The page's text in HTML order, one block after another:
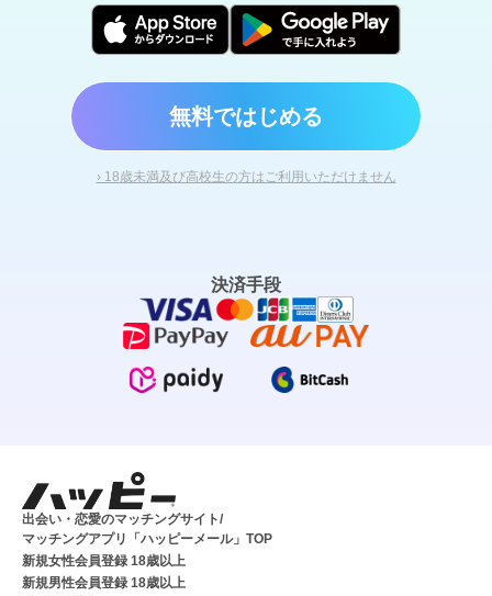
無料ではじめる
› 18歳未満及び高校生の方はご利用いただけません
決済手段
出会い・恋愛のマッチングサイト/
マッチングアプリ「ハッピーメール」TOP
新規女性会員登録 18歳以上
新規男性会員登録 18歳以上